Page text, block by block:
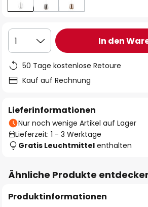
1 In den
50 Tage kostenlose Retoure
Kauf auf Rechnung
Lieferinformationen
Nur noch wenige Artikel auf Lager
Lieferzeit: 1 - 3 Werktage
Gratis Leuchtmittel enthalten
Ähnliche Produkte
Produktinformationen